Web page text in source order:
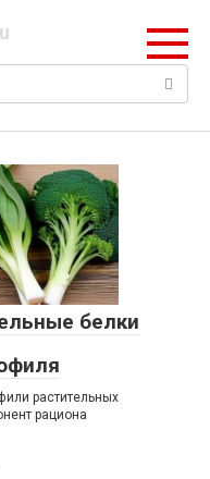
белки
растительных
рациона